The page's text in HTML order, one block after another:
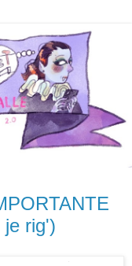
je rig')